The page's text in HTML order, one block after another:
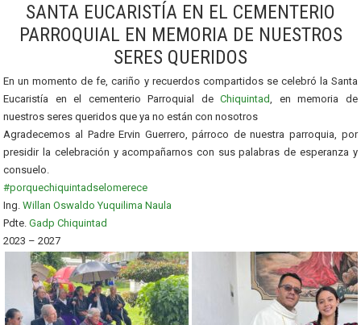
SANTA EUCARISTÍA EN EL CEMENTERIO
PARROQUIAL EN MEMORIA DE NUESTROS
SERES QUERIDOS
En un momento de fe, cariño y recuerdos compartidos se celebró la Santa
Eucaristía en el cementerio Parroquial deChiquintad, en memoria de
nuestros seres queridos que ya no están con nosotros
Agradecemos al Padre Ervin Guerrero, párroco de nuestra parroquia, por
presidir la celebración y acompañarnos con sus palabras de esperanza y
consuelo.
#porquechiquintadselomerece
Ing.Willan Oswaldo Yuquilima Naula
Pdte.Gadp Chiquintad
2023 – 2027